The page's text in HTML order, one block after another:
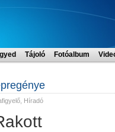
Tájoló Fotóalbum
Híradó